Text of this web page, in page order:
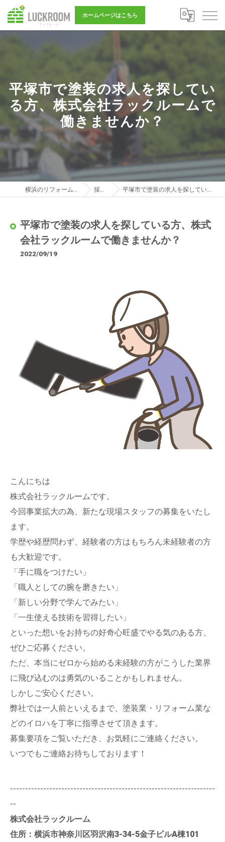
ホームページはこちら
平塚市で塗装の求人を探してい
る方、株式会社ラックルームで
働きませんか？
横浜のリフォーム営業は株式会社LUCKROOM 採用ブログ 平塚市で塗装の求人を探している方、株式会社ラックルームで働きませんか？
平塚市で塗装の求人を探している方、株式
会社ラックルームで働きませんか？
2022/09/19
こんにちは
株式会社ラックルームです。
今回事業拡大の為、新たな現場スタッフの募集をいたし
ます。
学歴や経歴問わず、経験者の方はもちろん未経験者の方
も大歓迎です。
「手に職をつけたい」
「職人としての腕を磨きたい」
「新しい分野で学んでみたい」
「一生使える技術を習得したい」
といった想いをお持ちの好奇心旺盛でやる気のある方、
ぜひご応募ください。
ただ、本当にゼロから始める未経験の方がこうした業界
に飛び込むのは勇気のいることかもしれません。
しかしご安心ください。
弊社では一人前といえるまで、塗装業・リフォーム業な
どのイロハを丁寧に指導させて頂きます。
募集要項をご覧いただき、お気軽にご連絡ください。
いつでもご連絡お待ちしております！
--------------------------------------------------------------------
--
株式会社ラックルーム
住所：横浜市神奈川区羽沢南3-34-5金子ビルA棟101